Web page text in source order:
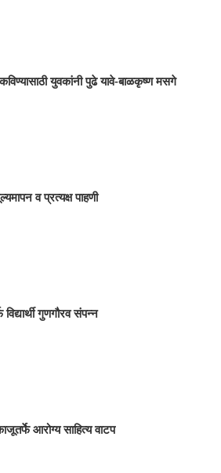
युवकांनी पुढे यावे-बाळकृष्ण मसगे
व प्रत्यक्ष पाहणी
गुणगौरव संपन्न
आरोग्य साहित्य वाटप